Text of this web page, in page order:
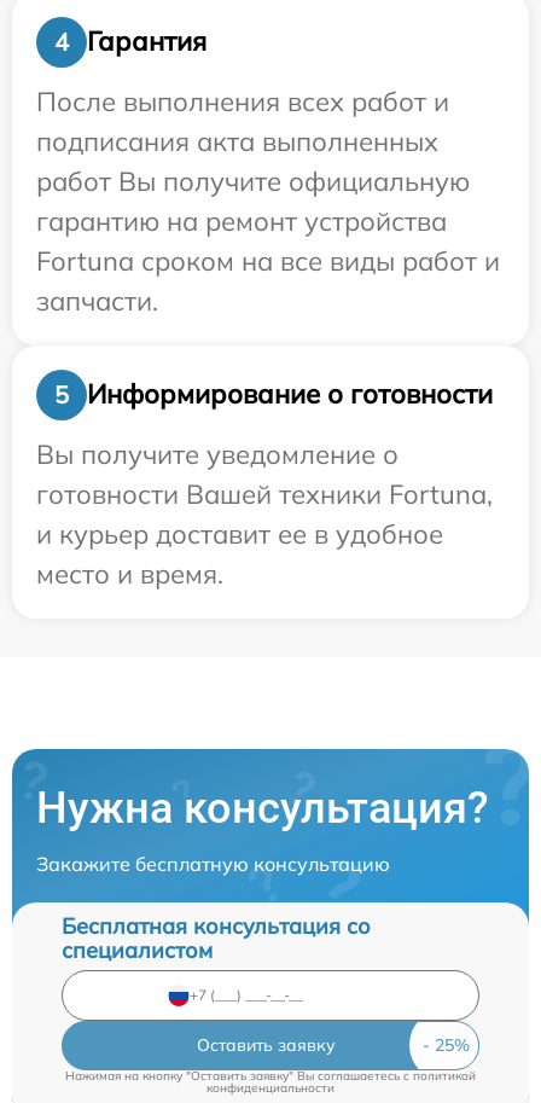
4
Гарантия
После выполнения всех работ и
подписания акта выполненных
работ Вы получите официальную
гарантию на ремонт устройства
Fortuna сроком на все виды работ и
запчасти.
5
Информирование о готовности
Вы получите уведомление о
готовности Вашей техники Fortuna,
и курьер доставит ее в удобное
место и время.
Нужна консультация?
Закажите бесплатную консультацию
Бесплатная консультация со
специалистом
Оставить заявку
Нажимая на кнопку "Оставить заявку" Вы соглашаетесь cполитикой
конфиденциальности